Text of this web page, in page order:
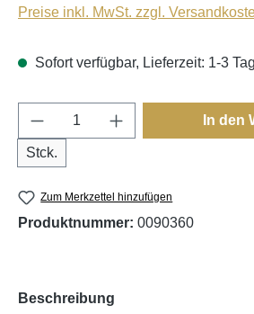
Preise inkl. MwSt. zzgl.
Sofort verfügbar, Lieferzeit: 1-3
Produkt Anzahl: Gib den
Stck.
In den
Zum Merkzettel hinzufügen
Produktnummer: 0090360
Beschreibung